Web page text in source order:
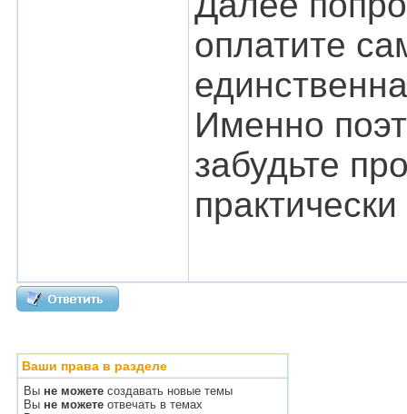
оплатите
Именно
забудьте
Ваши права в разделе
Вы не можете создавать новые темы
Вы не можете отвечать в темах